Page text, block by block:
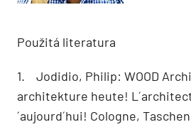
Použitá literatura
1. Jodidio, Philip: WOOD
architekture heute!
´aujourd´hui! Cologne, Taschen